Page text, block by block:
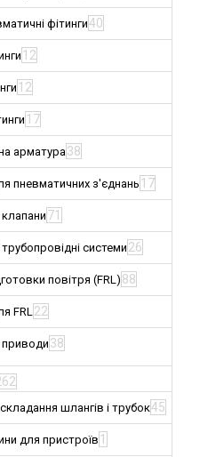
фітинги40
12
12
17
арматура38
пневматичних з'єднань 17
71
системи26
повітря (FRL) 88
FRL22
приводи 38
шлангів і трубок45
для пристроїв 1